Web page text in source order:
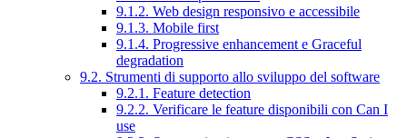
9.1.2. Web design responsivo e accessibile
9.1.3. Mobile first
9.1.4. Progressive enhancement e Graceful
degradation
9.2. Strumenti di supporto allo sviluppo del software
9.2.1. Feature detection
9.2.2. Verificare le feature disponibili con Can I
use